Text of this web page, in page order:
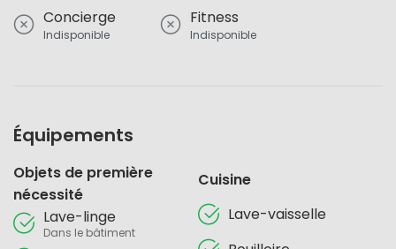
Concierge
Indisponible
Fitness
Indisponible
Équipements
Objets de première
nécessité
Lave-linge
Dans le bâtiment
Cuisine
Lave-vaisselle